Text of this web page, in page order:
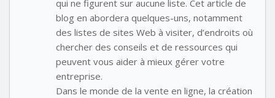
qui ne figurent sur aucune liste. Cet article de
blog en abordera quelques-uns, notamment
des listes de sites Web à visiter, d’endroits où
chercher des conseils et de ressources qui
peuvent vous aider à mieux gérer votre
entreprise.
Dans le monde de la vente en ligne, la création